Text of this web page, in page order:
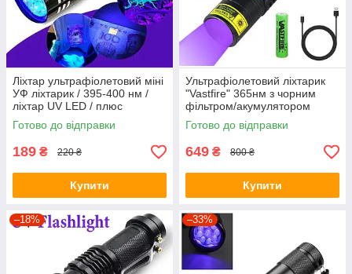
Ліхтар ультрафіолетовий міні
УФ ліхтарик / 395-400 нм /
ліхтар UV LED / плюс
батарейки
Готово до відправки
189 ₴ 220 ₴
Купити
Ультрафіолетовий ліхтарик
"Vastfire" 365нм з чорним
фільтром/акумулятором
18650/UV LED
Готово до відправки
649 ₴ 800 ₴
Купити
–18% –33%